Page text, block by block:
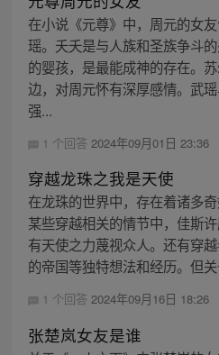
在小说《元尊》中，周元的女
瑶。夭夭是与人族和圣族争斗
的婴孩，是最能成神的存在。
边，对周元怀有深厚感情。武
强...
1 个回答 2024年09月01日 23:36
穿越龙珠之我是天使
在龙珠的世界中，存在着诸多
某些穿越相关的情节中，佳斯
有天使之力蔑视众人。还有穿
的帝国等独特想法和经历。但
1 个回答 2024年09月16日 18:26
张楚岚女友是谁